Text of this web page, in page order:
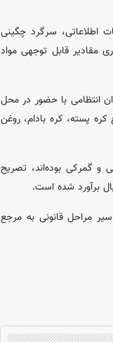
اطلاعاتی، سرگرد چگینی
مقادیر قابل توجهی مواد
انتظامی با حضور در محل
کره پسته، کره بادام، روغن
و گمرکی بوده‌اند، تصریح
مراحل قانونی به مرجع